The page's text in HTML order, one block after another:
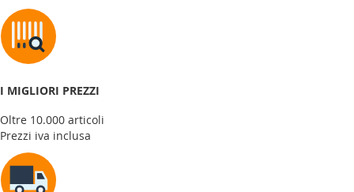
I MIGLIORI PREZZI
Oltre 10.000 articoli
Prezzi iva inclusa